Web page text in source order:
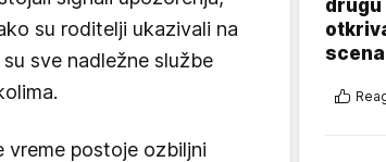
su roditelji ukazivali na
sve nadležne službe
vreme postoje ozbiljni